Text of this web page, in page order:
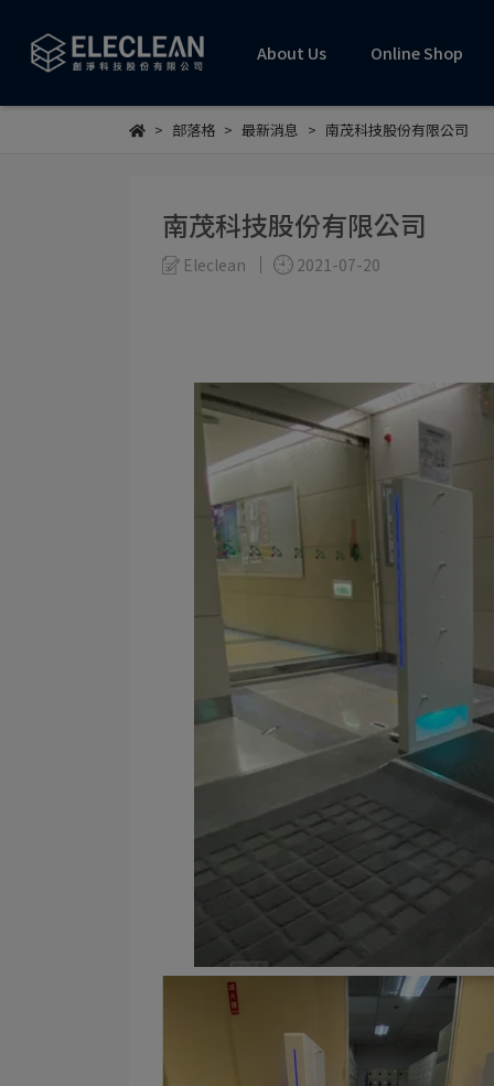
About Us Online Shop
部落格 最新消息 南茂科技股份有限公司
南茂科技股份有限公司
Eleclean 2021-07-20